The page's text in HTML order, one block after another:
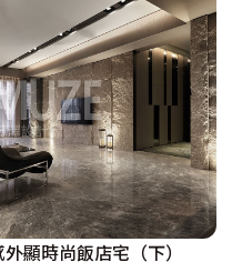
顯時尚飯店宅（下）